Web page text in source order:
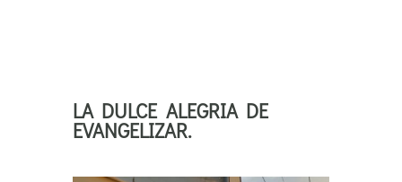
LA DULCE ALEGRIA DE
EVANGELIZAR.